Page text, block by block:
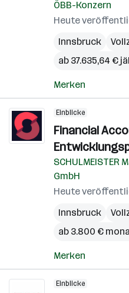
ÖBB-Konzern
Heute
Innsbruck
ab 37.635,64 €
Merken
Einblicke
Financial
GmbH
Heute
Innsbruck
ab 3.800 €
Merken
Einblicke